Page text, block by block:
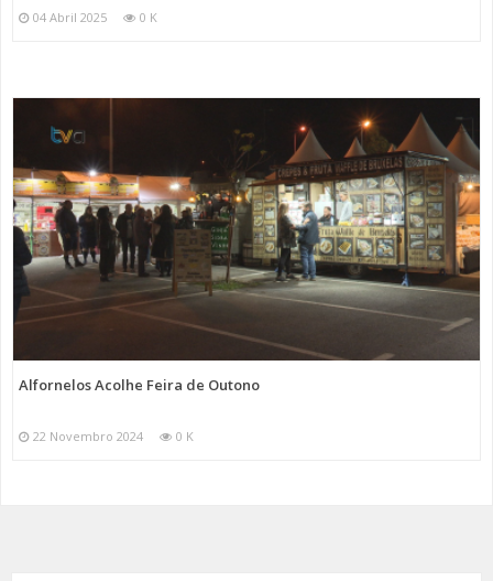
04 Abril 2025 0 K
Alfornelos Acolhe Feira de Outono
22 Novembro 2024 0 K